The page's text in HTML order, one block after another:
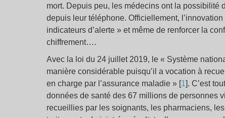
mort. Depuis peu, les médecins ont la possibilité
depuis leur téléphone. Officiellement,
indicateurs d’alerte » et même de renforcer la
chiffrement….
Avec la loi du 24 juillet 2019, le « Système
manière considérable puisqu’il a vocation à
en charge par l’assurance maladie » [1]. C’est
données de santé des 67 millions de personnes
recueillies par les soignants, les pharmaciens,